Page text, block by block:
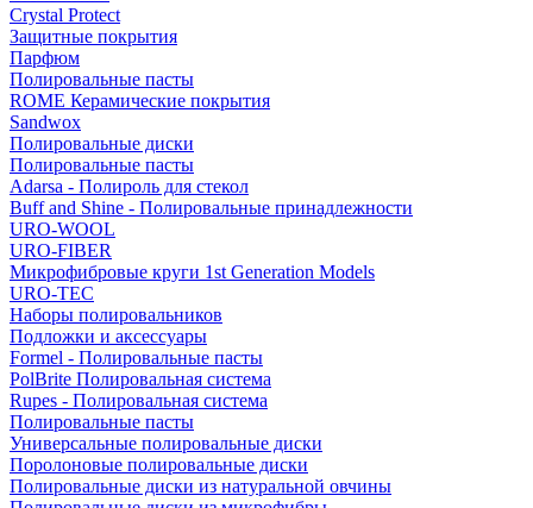
Crystal Protect
Защитные покрытия
Парфюм
Полировальные пасты
ROME Керамические покрытия
Sandwox
Полировальные диски
Полировальные пасты
Adarsa - Полироль для стекол
Buff and Shine - Полировальные принадлежности
URO-WOOL
URO-FIBER
Микрофибровые круги 1st Generation Models
URO-TEC
Наборы полировальников
Подложки и аксессуары
Formel - Полировальные пасты
PolBrite Полировальная система
Rupes - Полировальная система
Полировальные пасты
Универсальные полировальные диски
Поролоновые полировальные диски
Полировальные диски из натуральной овчины